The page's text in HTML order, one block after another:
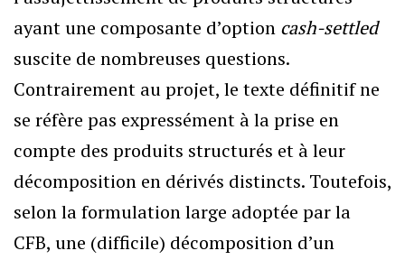
ayant une composante d’option cash-settled
suscite de nombreuses questions.
Contrairement au projet, le texte définitif ne
se réfère pas expressément à la prise en
compte des produits structurés et à leur
décomposition en dérivés distincts. Toutefois,
selon la formulation large adoptée par la
CFB, une (difficile) décomposition d’un